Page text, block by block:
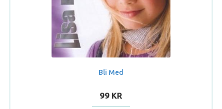
Bli Med
99 KR